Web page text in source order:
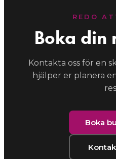
REDO
Boka din
Kontakta oss för en
hjälper er planera
Boka